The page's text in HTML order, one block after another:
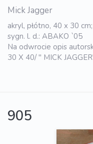
Mick Jagger
akryl, płótno, 40 x 30 cm;
sygn. l. d.: ABAKO `05
Na odwrocie opis
30 X 40/ " MICK
905